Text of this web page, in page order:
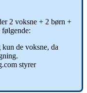
2 voksne + 2 børn +
følgende:
kun de voksne, da
.
.com styrer